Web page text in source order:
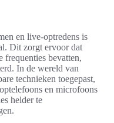
en live-optredens is
Dit zorgt ervoor dat
frequenties bevatten,
In de wereld van
technieken toegepast,
en microfoons
helder te